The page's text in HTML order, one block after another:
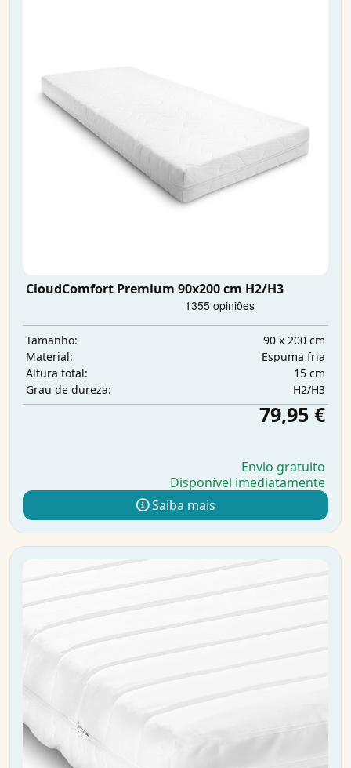
CloudComfort Premium 90x200 cm H2/H3
Tamanho:
90 x 200 cm
Material:
Espuma fria
Altura total:
15 cm
Grau de dureza:
H2/H3
79,95 €
Envio gratuito
Disponível imediatamente
Saiba mais